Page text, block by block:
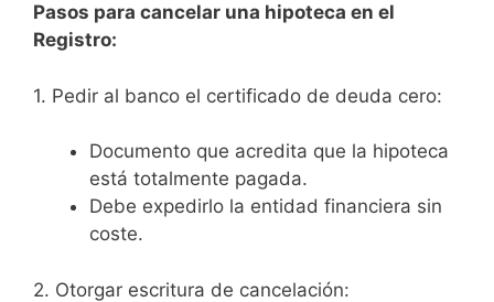
Pasos para cancelar una hipoteca en el
Registro:
1. Pedir al banco el certificado de deuda cero:
Documento que acredita que la hipoteca
está totalmente pagada.
Debe expedirlo la entidad financiera sin
coste.
2. Otorgar escritura de cancelación: